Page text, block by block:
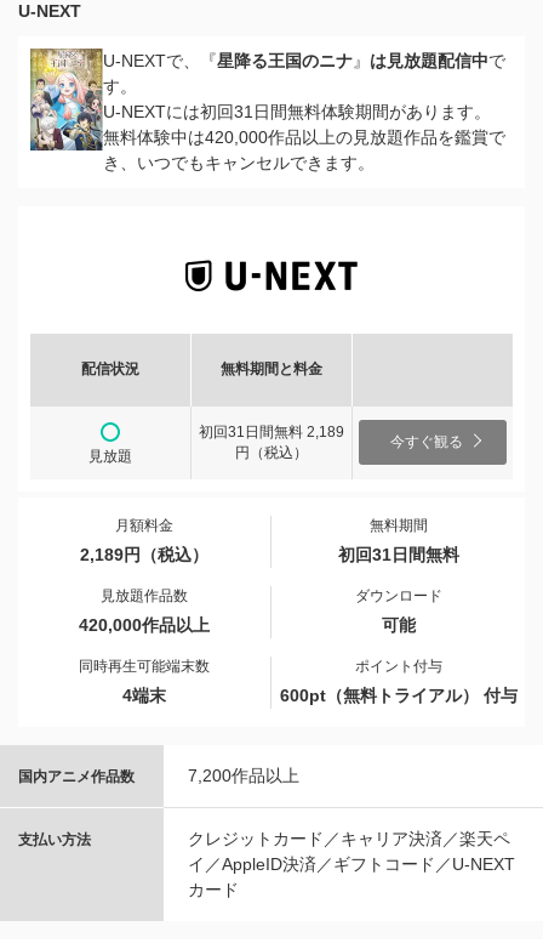
U-NEXT
U-NEXTで、『星降る王国のニナ』 は見放題配信中で
す。
U-NEXTには初回31日間無料体験期間があります。
無料体験中は420,000作品以上の見放題作品を鑑賞で
き、いつでもキャンセルできます。
配信状況 無料期間と料金
見放題
初回31日間無料 2,189
円（税込）
今すぐ観る
月額料金
2,189円（税込）
無料期間
初回31日間無料
見放題作品数
420,000作品以上
ダウンロード
可能
同時再生可能端末数
4端末
ポイント付与
600pt（無料トライアル） 付与
国内アニメ作品数 7,200作品以上
支払い方法
クレジットカード／キャリア決済／楽天ペ
イ／AppleID決済／ギフトコード／U-NEXT
カード